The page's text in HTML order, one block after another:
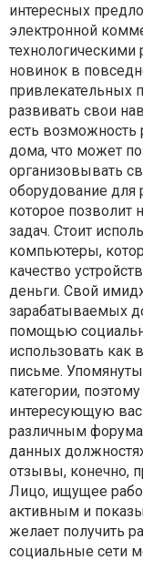
интересных
электронной
новинок в
привлекательных
развивать свои
есть возможность
дома, что может
организовывать
оборудование для
которое позволит
задач. Стоит
компьютеры,
качество
деньги. Свой
зарабатываемых
помощью
использовать как
письме.
категории,
интересующую вас
различным
данных
отзывы, конечно,
Лицо, ищущее
активным и
желает получить
социальные сети